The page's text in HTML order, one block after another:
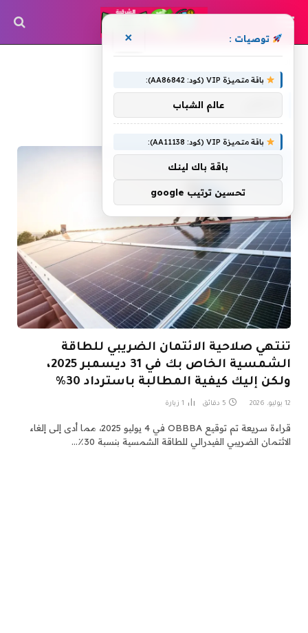
تنتهي صلاحية الائتمان الضريبي للطاقة
الشمسية الخاص بك في 31 ديسمبر 2025،
ولكن إليك كيفية المطالبة باسترداد 30%
12 يوليو، 2026 5 دقائق 1 زيارة
قراءة سريعة تم توقيع OBBBA في 4 يوليو 2025، مما أدى إلى إلغاء
الائتمان الضريبي الفيدرالي للطاقة الشمسية بنسبة 30٪…
توصيات : ×
باقة متميزة VIP (كود: AA86842):
عالم الشباب
باقة متميزة VIP (كود: AA11138):
باقة باك لينك
تحسين ترتيب google